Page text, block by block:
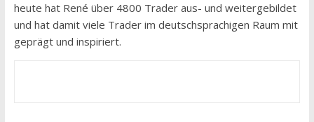
heute hat René über 4800 Trader aus- und weitergebildet
und hat damit viele Trader im deutschsprachigen Raum mit
geprägt und inspiriert.